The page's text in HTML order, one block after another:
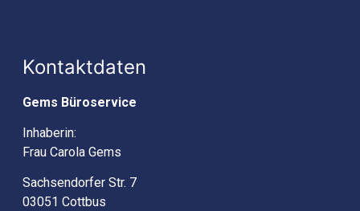
Kontaktdaten
Gems Büroservice
Inhaberin:
Frau Carola Gems
Sachsendorfer Str. 7
03051 Cottbus